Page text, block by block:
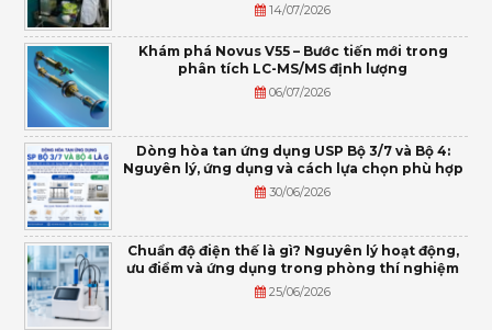
14/07/2026
Khám phá Novus V55 – Bước tiến mới trong
phân tích LC-MS/MS định lượng
06/07/2026
Dòng hòa tan ứng dụng USP Bộ 3/7 và Bộ 4:
Nguyên lý, ứng dụng và cách lựa chọn phù hợp
30/06/2026
Chuẩn độ điện thế là gì? Nguyên lý hoạt động,
ưu điểm và ứng dụng trong phòng thí nghiệm
25/06/2026